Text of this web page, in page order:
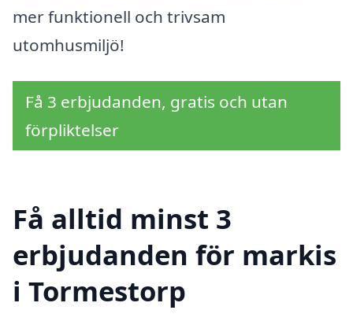
mer funktionell och trivsam
utomhusmiljö!
Få 3 erbjudanden, gratis och utan
förpliktelser
Få alltid minst 3
erbjudanden för markis
i Tormestorp